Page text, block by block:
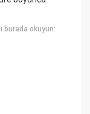
burada okuyun: